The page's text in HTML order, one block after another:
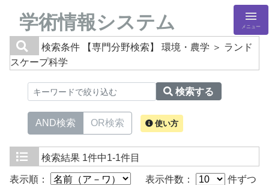
学術情報システム メニュー
検索条件
【専門分野検索】 環境・農学 ＞ ランド
スケープ科学
検索する
AND検索 OR検索 使い方
検索結果 1件中1-1件目
表示順： 表示件数： 件ずつ